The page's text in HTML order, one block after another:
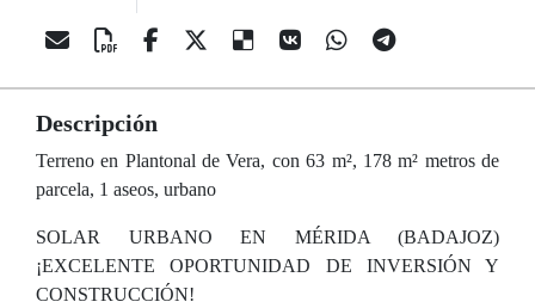
Descripción
Terreno en Plantonal de Vera, con 63 m², 178 m² metros de
parcela, 1 aseos, urbano
SOLAR URBANO EN MÉRIDA (BADAJOZ)
¡EXCELENTE OPORTUNIDAD DE INVERSIÓN Y
CONSTRUCCIÓN!